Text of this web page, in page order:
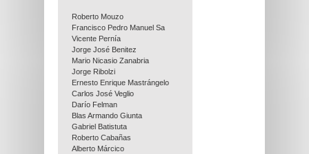
Roberto Mouzo
Francisco Pedro Manuel Sa
Vicente Pernía
Jorge José Benitez
Mario Nicasio Zanabria
Jorge Ribolzi
Ernesto Enrique Mastrángelo
Carlos José Veglio
Darío Felman
Blas Armando Giunta
Gabriel Batistuta
Roberto Cabañas
Alberto Márcico